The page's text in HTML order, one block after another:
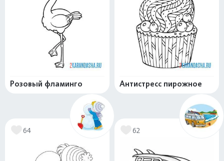
Розовый фламинго Антистресс пирожное
64 62